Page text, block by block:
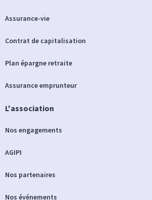
Assurance-vie
Contrat de capitalisation
Plan épargne retraite
Assurance emprunteur
L'association
Nos engagements
AGIPI
Nos partenaires
Nos événements